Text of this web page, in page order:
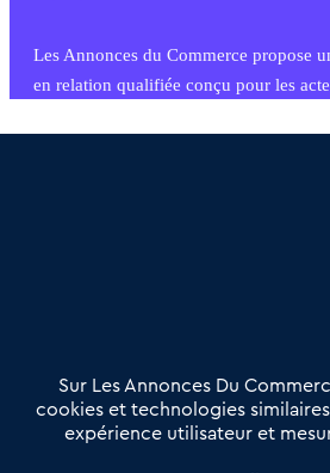
Les Annonces du Commerce propose
en relation qualifiée conçu pour les
commercial et les collectivités
Offres Pro
Actualités
Qui sommes nous ?
Derniers articles
Sur Les Annonces Du
cookies et technologies
expérience utilisateur et